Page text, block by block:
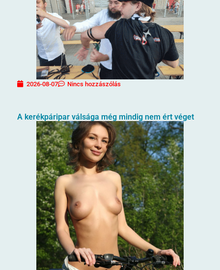
2026-08-07 Nincs hozzászólás
A kerékpáripar válsága még mindig nem ért véget